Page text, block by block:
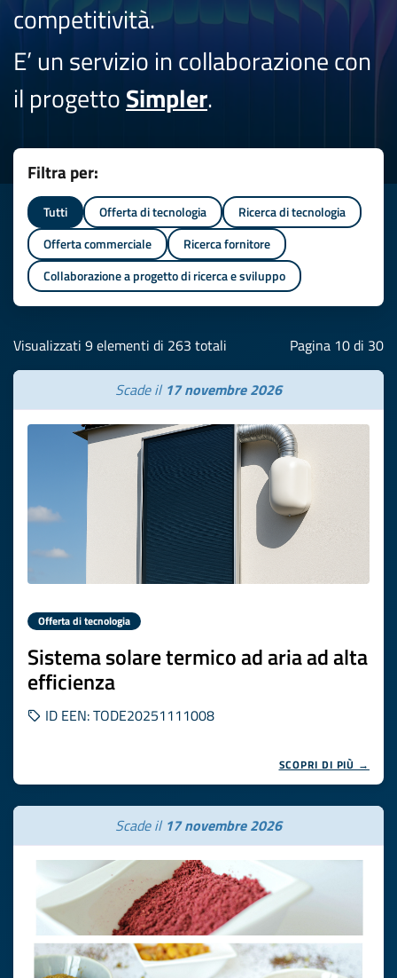
competitività.
E’ un servizio in collaborazione con
il progettoSimpler.
Filtra per:
Tutti Offerta di tecnologia
Ricerca di tecnologia
Offerta commerciale
Ricerca fornitore
Collaborazione a progetto di ricerca e sviluppo
Visualizzati 9 elementi di 263 totali Pagina 10 di 30
Scade il 17 novembre 2026
Offerta di tecnologia
Sistema solare termico ad aria ad alta
efficienza
ID EEN: TODE20251111008
SCOPRI DI PIÙ →
Scade il 17 novembre 2026